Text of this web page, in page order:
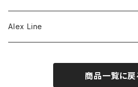
Bracelet
Alex Line
商品一覧に戻